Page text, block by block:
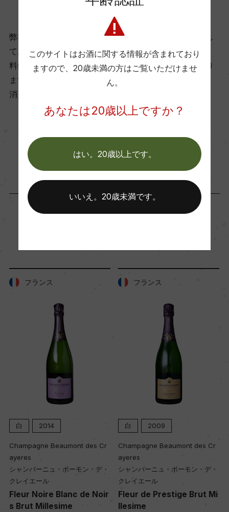
リュット・レゾネ
有機JAS認証
ー
(NV)パリ農業コンクール 2014 金賞/コンクール・
モンディアル・ド・ブリュッセル 2010 金賞|2009
金賞|2007 金賞/チャレンジ・インターナショナ
ル・デュ・ヴァン・ド・ブライ・ブール 2007 金
Wine Advocate 獲得点
国内ワイン専門誌評価歴
醗酵・熟成
醗酵：瓶内二次醗酵/ステンレスタンク
熟成：ステンレスタンク熟成5カ月 瓶内熟成:デゴ
ルジュマンまでの熟成期間 24カ月
弊社は、酒類販売業免許をお持ちの販売店様とお取引し
ております。
料飲店様には帳合酒販店様を通して商品を提供しており
ます。
消費者様には酒販店様の紹介をしております
お取り寄せ可能店一覧はこちら
フランス
白 2014
Champagne Beaumont des Cr
ayeres
シャンパーニュ・ボーモン・デ・
クレイエール
Fleur Noire Blanc de Noir
s Brut Millesime
フランス
白 2009
Champagne Beaumont des Cr
ayeres
シャンパーニュ・ボーモン・デ・
クレイエール
Fleur de Prestige Brut Mi
llesime
このサイトはお酒に関する情報が含まれており
ますので、 20歳未満の方はご覧いただけませ
ん。
あなたは20歳以上ですか？
はい。20歳以上です。
いいえ。20歳未満です。